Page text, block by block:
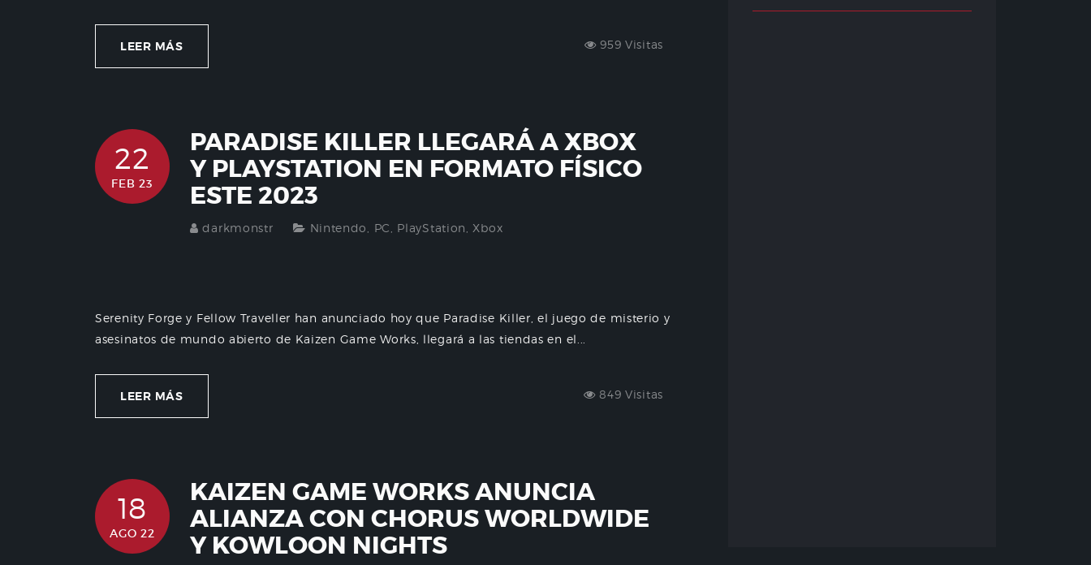
LEER MÁS 959 Visitas
22
FEB 23
PARADISE KILLER LLEGARÁ A XBOX
Y PLAYSTATION EN FORMATO FÍSICO
ESTE 2023
darkmonstr Nintendo PC PlayStation Xbox
Serenity Forge y Fellow Traveller han anunciado hoy que Paradise Killer, el juego de misterio y
asesinatos de mundo abierto de Kaizen Game Works, llegará a las tiendas en el...
LEER MÁS 849 Visitas
18
AGO 22
KAIZEN GAME WORKS ANUNCIA
ALIANZA CON CHORUS WORLDWIDE
Y KOWLOON NIGHTS